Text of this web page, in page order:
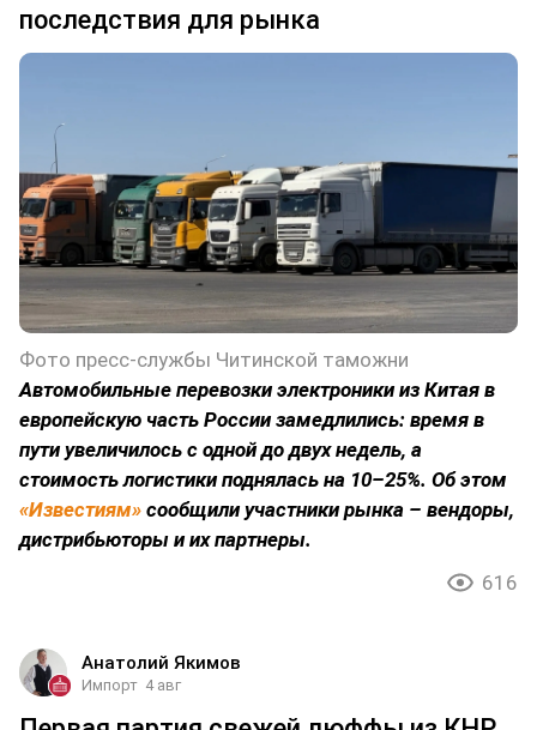
последствия для рынка
Фото пресс-службы Читинской таможни
Автомобильные перевозки электроники из Китая в
европейскую часть России замедлились: время в
пути увеличилось с одной до двух недель, а
стоимость логистики поднялась на 10–25%. Об этом
«Известиям» сообщили участники рынка – вендоры,
дистрибьюторы и их партнеры.
616
Анатолий Якимов
Импорт 4 авг